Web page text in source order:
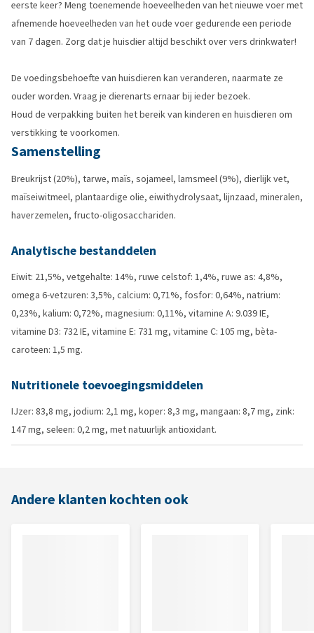
eerste keer? Meng toenemende hoeveelheden van het nieuwe voer met
afnemende hoeveelheden van het oude voer gedurende een periode
van 7 dagen. Zorg dat je huisdier altijd beschikt over vers drinkwater!
De voedingsbehoefte van huisdieren kan veranderen, naarmate ze
ouder worden. Vraag je dierenarts ernaar bij ieder bezoek.
Houd de verpakking buiten het bereik van kinderen en huisdieren om
verstikking te voorkomen.
Samenstelling
Breukrijst (20%), tarwe, maïs, sojameel, lamsmeel (9%), dierlijk vet,
maïseiwitmeel, plantaardige olie, eiwithydrolysaat, lijnzaad, mineralen,
haverzemelen, fructo-oligosacchariden.
Analytische bestanddelen
Eiwit: 21,5%, vetgehalte: 14%, ruwe celstof: 1,4%, ruwe as: 4,8%,
omega 6-vetzuren: 3,5%, calcium: 0,71%, fosfor: 0,64%, natrium:
0,23%, kalium: 0,72%, magnesium: 0,11%, vitamine A: 9.039 IE,
vitamine D3: 732 IE, vitamine E: 731 mg, vitamine C: 105 mg, bèta-
caroteen: 1,5 mg.
Nutritionele toevoegingsmiddelen
IJzer: 83,8 mg, jodium: 2,1 mg, koper: 8,3 mg, mangaan: 8,7 mg, zink:
147 mg, seleen: 0,2 mg, met natuurlijk antioxidant.
Andere klanten kochten ook